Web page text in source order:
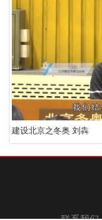
建设北京之冬奥 刘犇